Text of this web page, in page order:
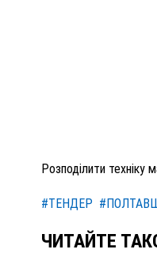
Розподілити техніку
#ТЕНДЕР
ЧИТАЙТЕ